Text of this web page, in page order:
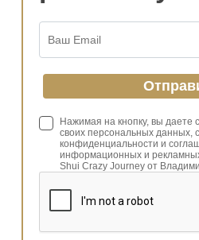
Нажимая на кнопку, вы даете
своих персональных данных,
конфиденциальности и
информационных и
Shui Crazy Journey от